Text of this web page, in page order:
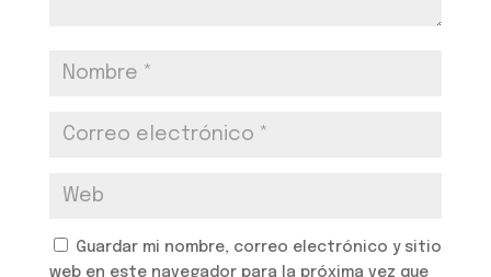
Guardar mi nombre, correo electrónico y sitio
web en este navegador para la próxima vez que